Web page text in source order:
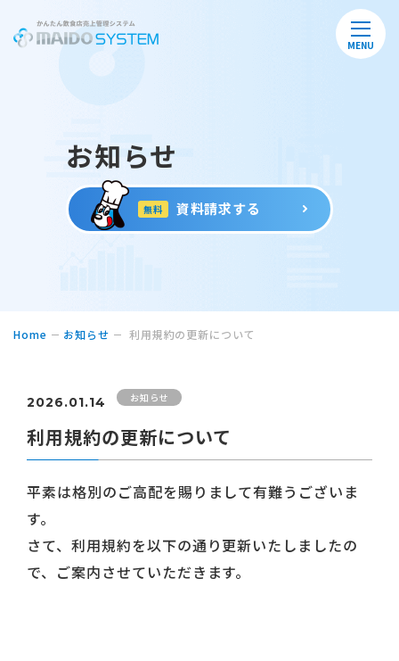
MENU
お知らせ
無料 資料請求する
Home お知らせ 利用規約の更新について
2026.01.14 お知らせ
利用規約の更新について
平素は格別のご高配を賜りまして有難うございま
す。
さて、利用規約を以下の通り更新いたしましたの
で、ご案内させていただきます。